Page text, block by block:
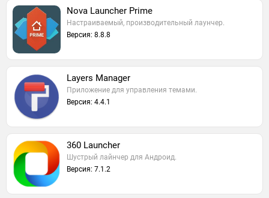
Nova Launcher Prime
Настраиваемый, производительный лаунчер.
Версия: 8.8.8
Layers Manager
Приложение для управления темами.
Версия: 4.4.1
360 Launcher
Шустрый лайнчер для Андроид.
Версия: 7.1.2